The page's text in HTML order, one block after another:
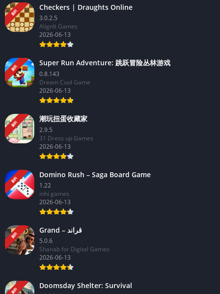
新的
Checkers | Draughts Online
3.0.2.5
AlignIt Games
新的
Super Run Adventure: 跳跃冒险丛林游戏
0.8.143
Dream Cool Game
新的
潮玩扭蛋收藏家
2.9.5
31 Dress up Games
新的
Domino Rush – Saga Board Game
1.22
inhi games
新的
Grand – قراند
5.0.6
Shanab for Digital Games